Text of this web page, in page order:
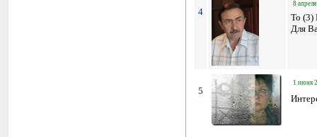
4
8
To (3)
Для
5
1 июня